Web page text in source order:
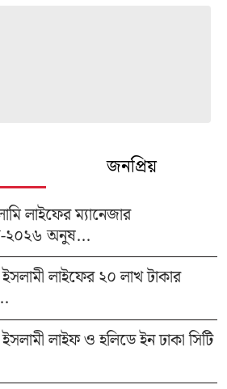
জনপ্রিয়
লাইফের ম্যানেজার
২০২৬ অনুষ...
ইসলামী লাইফের ২০ লাখ টাকার
ইসলামী লাইফ ও হলিডে ইন ঢাকা সিটি